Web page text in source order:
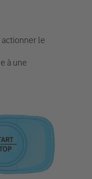
actionner le
à une